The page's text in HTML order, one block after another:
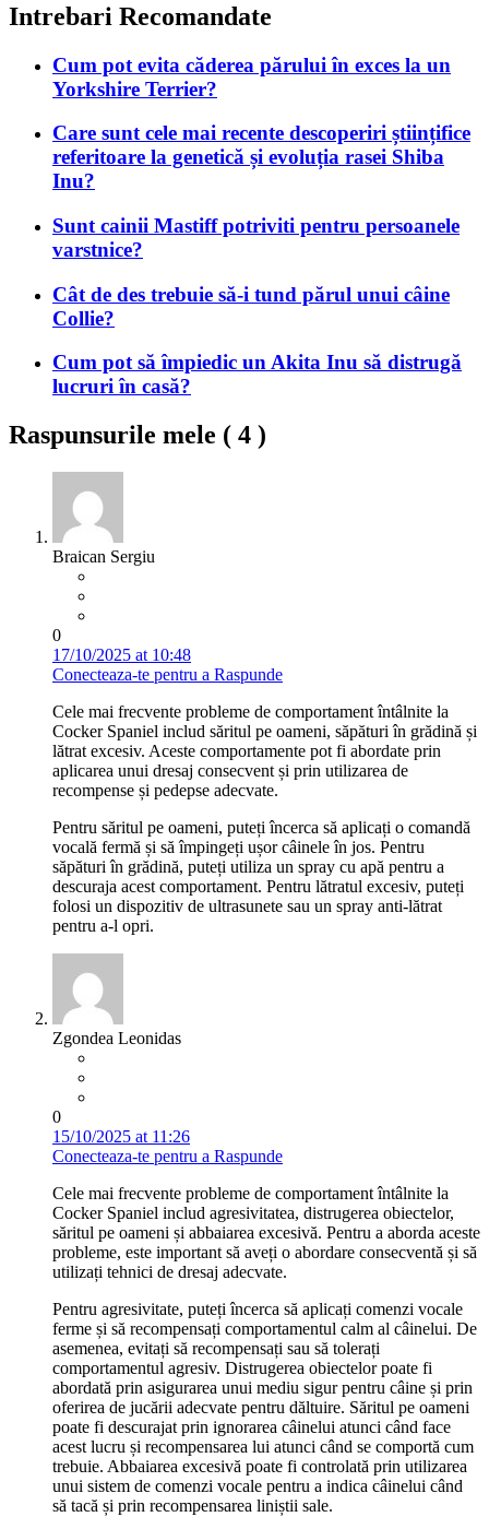
Intrebari Recomandate
Cum pot evita căderea părului în exces la un
Yorkshire Terrier?
Care sunt cele mai recente descoperiri științifice
referitoare la genetică și evoluția rasei Shiba
Inu?
Sunt cainii Mastiff potriviti pentru persoanele
varstnice?
Cât de des trebuie să-i tund părul unui câine
Collie?
Cum pot să împiedic un Akita Inu să distrugă
lucruri în casă?
Raspunsurile mele ( 4 )
Braican Sergiu
0
17/10/2025 at 10:48
Conecteaza-te pentru a Raspunde
Cele mai frecvente probleme de comportament întâlnite la
Cocker Spaniel includ săritul pe oameni, săpături în grădină și
lătrat excesiv. Aceste comportamente pot fi abordate prin
aplicarea unui dresaj consecvent și prin utilizarea de
recompense și pedepse adecvate.
Pentru săritul pe oameni, puteți încerca să aplicați o comandă
vocală fermă și să împingeți ușor câinele în jos. Pentru
săpături în grădină, puteți utiliza un spray cu apă pentru a
descuraja acest comportament. Pentru lătratul excesiv, puteți
folosi un dispozitiv de ultrasunete sau un spray anti-lătrat
pentru a-l opri.
Zgondea Leonidas
0
15/10/2025 at 11:26
Conecteaza-te pentru a Raspunde
Cele mai frecvente probleme de comportament întâlnite la
Cocker Spaniel includ agresivitatea, distrugerea obiectelor,
săritul pe oameni și abbaiarea excesivă. Pentru a aborda aceste
probleme, este important să aveți o abordare consecventă și să
utilizați tehnici de dresaj adecvate.
Pentru agresivitate, puteți încerca să aplicați comenzi vocale
ferme și să recompensați comportamentul calm al câinelui. De
asemenea, evitați să recompensați sau să tolerați
comportamentul agresiv. Distrugerea obiectelor poate fi
abordată prin asigurarea unui mediu sigur pentru câine și prin
oferirea de jucării adecvate pentru dăltuire. Săritul pe oameni
poate fi descurajat prin ignorarea câinelui atunci când face
acest lucru și recompensarea lui atunci când se comportă cum
trebuie. Abbaiarea excesivă poate fi controlată prin utilizarea
unui sistem de comenzi vocale pentru a indica câinelui când
să tacă și prin recompensarea liniștii sale.